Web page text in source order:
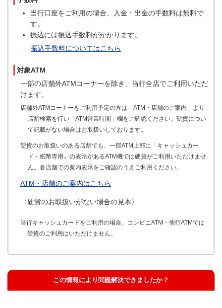
当行口座をご利用の場合、入金・出金の手数料は無料で
す。
振込には振込手数料がかかります。
振込手数料についてはこちら
対象ATM
一部の店舗外ATMコーナーを除き、当行全店でご利用いただ
けます。
店舗外ATMコーナーをご利用予定の方は「ATM・店舗のご案内」より
店舗検索を行い「ATM営業時間」欄をご確認ください。硬貨につい
て記載がない場合はお取扱いしております。
硬貨のお取扱いのある店舗でも、一部ATM上部に「キャッシュカー
ド・紙幣専用」の表示があるATM機では硬貨がご利用いただけませ
ん。各店舗での案内表示をご確認のうえご利用ください。
ATM・店舗のご案内はこちら
〈硬貨のお取扱いがない場合の見本〉
当行キャッシュカードをご利用の場合、コンビニATM・他行ATMでは
硬貨のご利用はいただけません。
この情報により問題解決できましたか？